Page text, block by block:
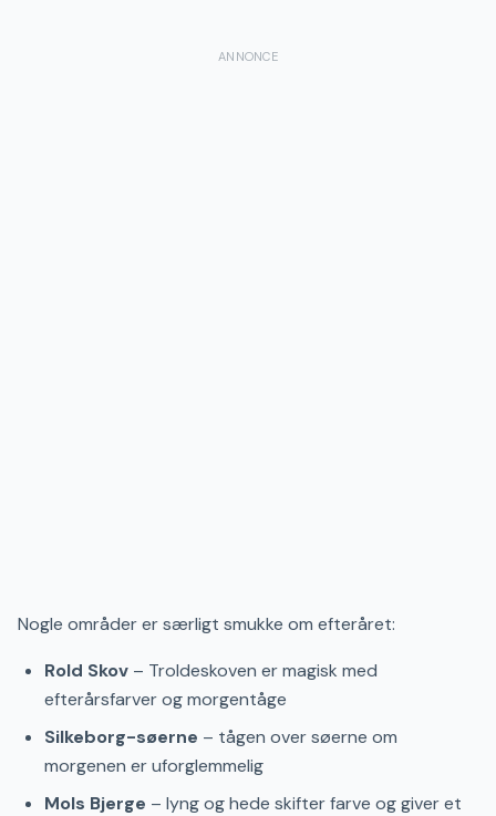
ANNONCE
Nogle områder er særligt smukke om efteråret:
Rold Skov – Troldeskoven er magisk med
efterårsfarver og morgentåge
Silkeborg-søerne – tågen over søerne om
morgenen er uforglemmelig
Mols Bjerge – lyng og hede skifter farve og giver et